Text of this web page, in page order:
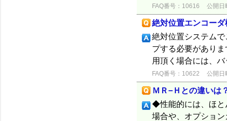
FAQ番号：10616 公開日
絶対位置エンコーダ
絶対位置システム
プする必要があり
用頂く場合には、
FAQ番号：10622 公開日
ＭＲ−Ｈとの違いは
◆性能的には、ほと
場合や、オプショ